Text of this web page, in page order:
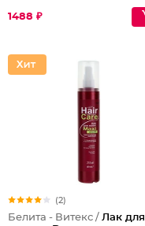
1488 ₽
(2)
Белита - Витекс / Лак для